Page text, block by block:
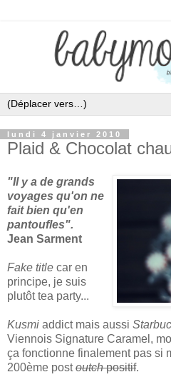
lundi 4 janvier 2010
Plaid & Chocolat
"Il y a de grands
voyages qu'on ne
fait bien qu'en
pantoufles".
Jean Sarment
Fake title car en
principe, je suis
plutôt tea party...
Kusmi addict mais aussi
Viennois Signature Caramel,
ça fonctionne finalement pas si
200ème postoutchpositif.